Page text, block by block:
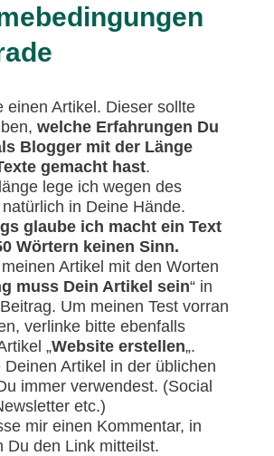
einen Artikel. Dieser sollte
welche Erfahrungen Du
Blogger mit der Länge
gemacht hast.
lege ich wegen des
in Deine Hände.
glaube ich macht ein Text
Wörtern keinen Sinn.
Artikel mit den Worten
muss Dein Artikel sein“ in
Um meinen Test vorran
verlinke bitte ebenfalls
„Website erstellen„.
Deinen Artikel in der üblichen
immer verwendest. (Social
etc.)
mir einen Kommentar, in
Du den Link mitteilst.